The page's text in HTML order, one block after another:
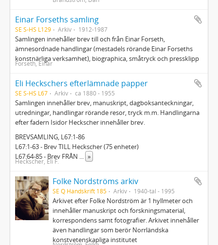
Einar Forseths samling
SE S-HS L129 Arkiv 1912-1987
Samlingen innehåller brev till och från Einar Forseth,
ämnesordnade handlingar (mestadels rörande Einar Forseths
konstnärliga verksamhet), biographica, småtryck och pressklipp
Forseth, Einar
Eli Heckschers efterlämnade papper
SE S-HS L67 Arkiv ca 1880 - 1955
Samlingen innehåller brev, manuskript, dagboksanteckningar,
utredningar, handlingar rörande resor, tryck m.m. Handlingarna
efter fadern Isidor Heckscher innehåller brev.
BREVSAMLING, L67:1-86
L67:1-63 - Brev TILL Heckscher (75 enheter)
L67:64-85 - Brev FRÅN ... »
Heckscher, Eli F.
Folke Nordströms arkiv
SE Q Handskrift 185 Arkiv 1940-tal - 1995
Arkivet efter Folke Nordström är 1 hyllmeter och
innehåller manuskript och forskningsmaterial,
korrespondens samt fotografier. Arkivet innehåller
även handlingar som berör Norrländska
konstvetenskapliga institutet